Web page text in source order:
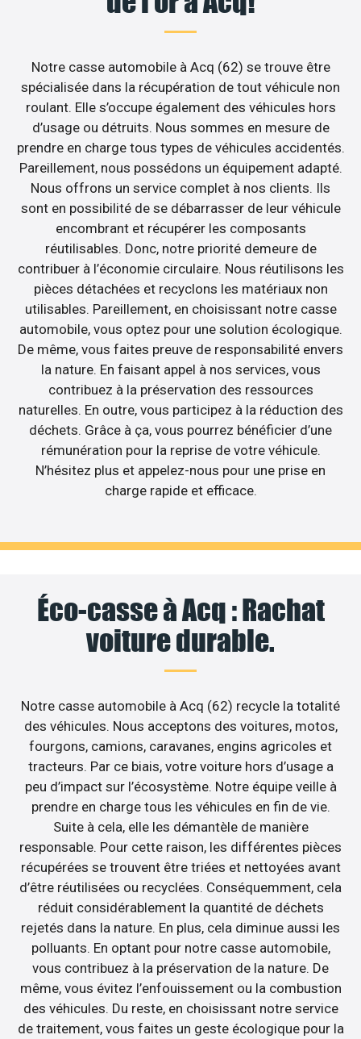
Notre casse automobile à Acq (62) se trouve être
spécialisée dans la récupération de tout véhicule non
roulant. Elle s’occupe également des véhicules hors
d’usage ou détruits. Nous sommes en mesure de
prendre en charge tous types de véhicules accidentés.
Pareillement, nous possédons un équipement adapté.
Nous offrons un service complet à nos clients. Ils
sont en possibilité de se débarrasser de leur véhicule
encombrant et récupérer les composants
réutilisables. Donc, notre priorité demeure de
contribuer à l’économie circulaire. Nous réutilisons les
pièces détachées et recyclons les matériaux non
utilisables. Pareillement, en choisissant notre casse
automobile, vous optez pour une solution écologique.
De même, vous faites preuve de responsabilité envers
la nature. En faisant appel à nos services, vous
contribuez à la préservation des ressources
naturelles. En outre, vous participez à la réduction des
déchets. Grâce à ça, vous pourrez bénéficier d’une
rémunération pour la reprise de votre véhicule.
N’hésitez plus et appelez-nous pour une prise en
charge rapide et efficace.
Éco-casse à Acq : Rachat
voiture durable.
Notre casse automobile à Acq (62) recycle la totalité
des véhicules. Nous acceptons des voitures, motos,
fourgons, camions, caravanes, engins agricoles et
tracteurs. Par ce biais, votre voiture hors d’usage a
peu d’impact sur l’écosystème. Notre équipe veille à
prendre en charge tous les véhicules en fin de vie.
Suite à cela, elle les démantèle de manière
responsable. Pour cette raison, les différentes pièces
récupérées se trouvent être triées et nettoyées avant
d’être réutilisées ou recyclées. Conséquemment, cela
réduit considérablement la quantité de déchets
rejetés dans la nature. En plus, cela diminue aussi les
polluants. En optant pour notre casse automobile,
vous contribuez à la préservation de la nature. De
même, vous évitez l’enfouissement ou la combustion
des véhicules. Du reste, en choisissant notre service
de traitement, vous faites un geste écologique pour la